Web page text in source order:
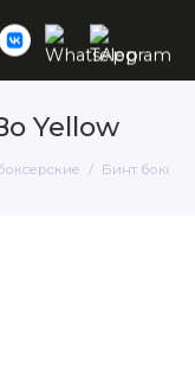
Yellow
Бинт